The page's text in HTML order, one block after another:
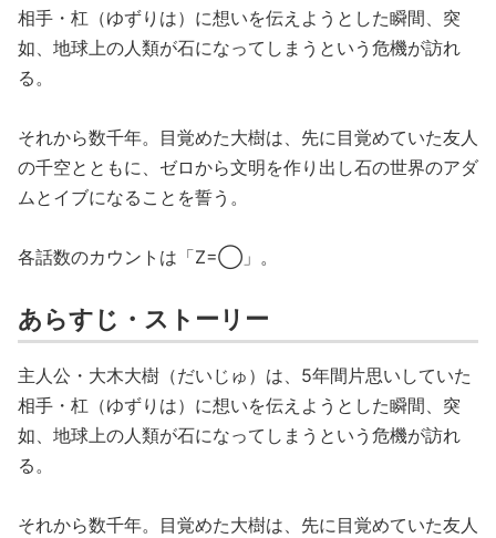
相手・杠（ゆずりは）に想いを伝えようとした瞬間、突
如、地球上の人類が石になってしまうという危機が訪れ
る。
それから数千年。目覚めた大樹は、先に目覚めていた友人
の千空とともに、ゼロから文明を作り出し石の世界のアダ
ムとイブになることを誓う。
各話数のカウントは「Z=◯」。
あらすじ・ストーリー
主人公・大木大樹（だいじゅ）は、5年間片思いしていた
相手・杠（ゆずりは）に想いを伝えようとした瞬間、突
如、地球上の人類が石になってしまうという危機が訪れ
る。
それから数千年。目覚めた大樹は、先に目覚めていた友人